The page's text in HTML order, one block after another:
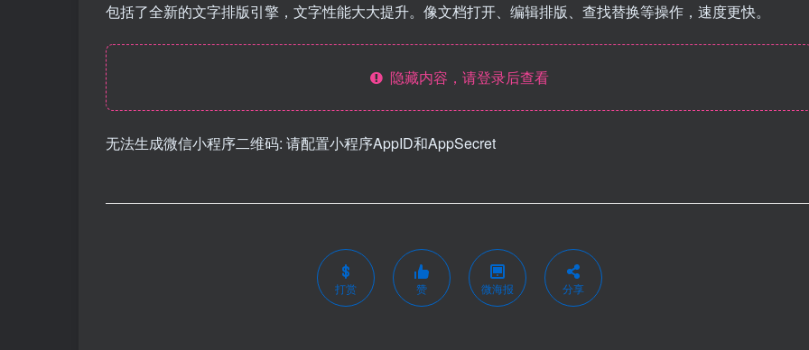
包括了全新的文字排版引擎，文字性能大大提升。像文档打开、编辑排版、查找替换等操作，速度更快。
隐藏内容，请登录后查看
无法生成微信小程序二维码: 请配置小程序AppID和AppSecret
打赏 赞 微海报 分享